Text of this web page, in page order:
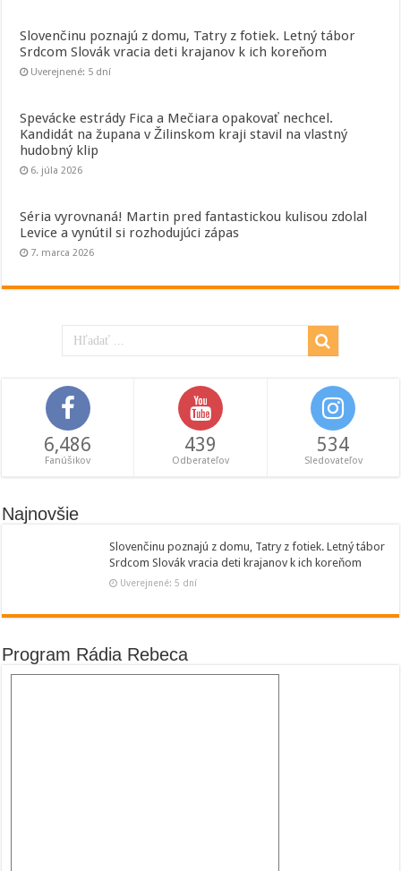
Slovenčinu poznajú z domu, Tatry z fotiek. Letný tábor
Srdcom Slovák vracia deti krajanov k ich koreňom
Uverejnené: 5 dní
Spevácke estrády Fica a Mečiara opakovať nechcel.
Kandidát na župana v Žilinskom kraji stavil na vlastný
hudobný klip
6. júla 2026
Séria vyrovnaná! Martin pred fantastickou kulisou zdolal
Levice a vynútil si rozhodujúci zápas
7. marca 2026
6,486
Fanúšikov
439
Odberateľov
534
Sledovateľov
Najnovšie
Slovenčinu poznajú z domu, Tatry z fotiek. Letný tábor
Srdcom Slovák vracia deti krajanov k ich koreňom
Uverejnené: 5 dní
Program Rádia Rebeca